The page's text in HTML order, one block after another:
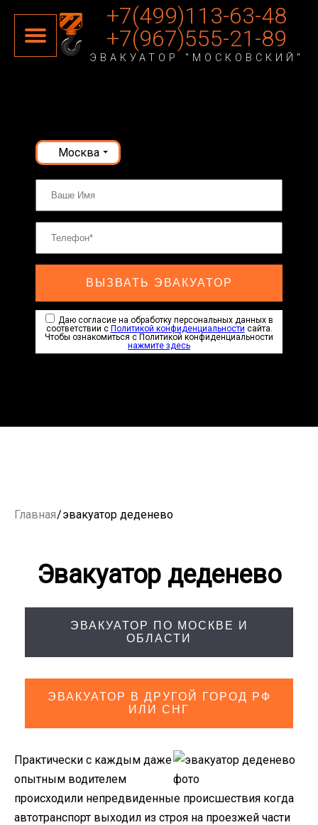
+7(499)113-63-48
+7(967)555-21-89
ЭВАКУАТОР "МОСКОВСКИЙ"
Москва
ВЫЗВАТЬ ЭВАКУАТОР
Даю согласие на обработку персональных данных в
соответствии с Политикой конфиденциальности сайта.
Чтобы ознакомиться с Политикой конфиденциальности
нажмите здесь
Главная/эвакуатор деденево
Эвакуатор деденево
ЭВАКУАТОР ПО МОСКВЕ И
ОБЛАСТИ
ЭВАКУАТОР В ДРУГОЙ ГОРОД РФ
ИЛИ СНГ
Практически с каждым даже
опытным водителем
происходили непредвиденные происшествия когда
автотранспорт выходил из строя на проезжей части